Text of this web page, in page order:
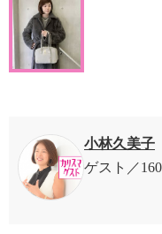
小林久美子
ゲスト